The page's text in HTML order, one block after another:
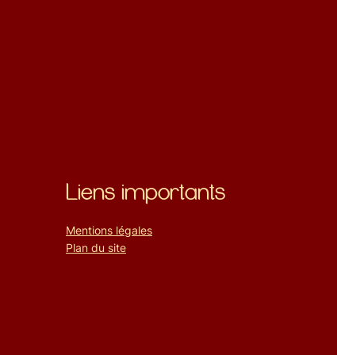
Liens importants
Mentions légales
Plan du site